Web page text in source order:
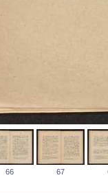
66 67